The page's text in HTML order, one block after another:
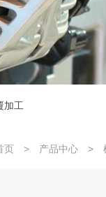
加工
页 > 产品中心 >